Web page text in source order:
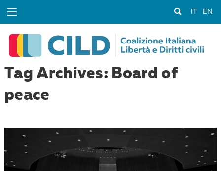
EN
Tag Archives: Board of
peace